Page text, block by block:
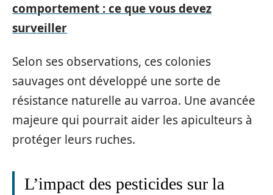
comportement : ce que vous devez
surveiller
Selon ses observations, ces colonies
sauvages ont développé une sorte de
résistance naturelle au varroa. Une avancée
majeure qui pourrait aider les apiculteurs à
protéger leurs ruches.
L’impact des pesticides sur la